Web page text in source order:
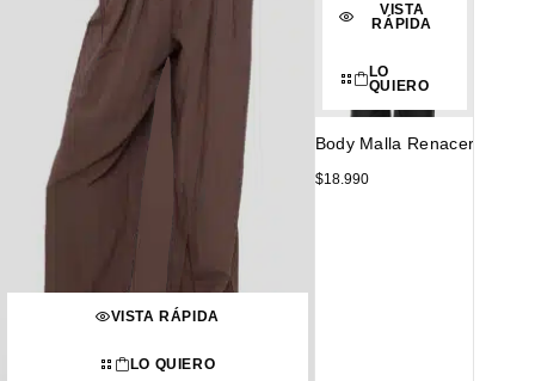
VISTA RÁPIDA
LO QUIERO
VISTA
RÁPIDA
LO
QUIERO
Body Malla Renacer
$18.990